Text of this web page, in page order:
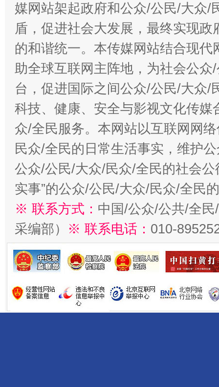
媒网站架起政府和公众/公民/大众/
盾，促进社会大发展，最终实现
的和谐统一。本传媒网站结合现
助全球互联网主阵地，为社会公
台，促进国际之间公众/公民/大众/
科技、健康、安全与影视文化传
众/全民服务。本网站以互联网网
民众/全民的日常生活事实，维护
公众/公民/大众/民众/全民的社会公
实事”的公众/公民/大众/民众/全民
※ 联系方式： 中国/公众/公共/全
采编部） ※ 联系电话： 010-